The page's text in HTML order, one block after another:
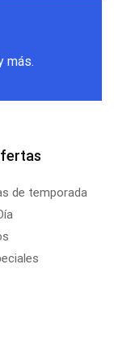
más.
de temporada